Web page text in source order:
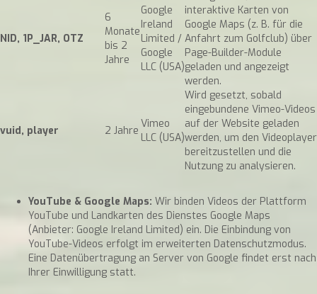
NID, 1P_JAR, OTZ
6
Monate
bis 2
Jahre
Google
Ireland
Limited /
Google
LLC (USA)
interaktive Karten von
Google Maps (z. B. für die
Anfahrt zum Golfclub) über
Page-Builder-Module
geladen und angezeigt
werden.
vuid, player 2 Jahre
Vimeo
LLC (USA)
Wird gesetzt, sobald
eingebundene Vimeo-Videos
auf der Website geladen
werden, um den Videoplayer
bereitzustellen und die
Nutzung zu analysieren.
YouTube & Google Maps: Wir binden Videos der Plattform
YouTube und Landkarten des Dienstes Google Maps
(Anbieter: Google Ireland Limited) ein. Die Einbindung von
YouTube-Videos erfolgt im erweiterten Datenschutzmodus.
Eine Datenübertragung an Server von Google findet erst nach
Ihrer Einwilligung statt.